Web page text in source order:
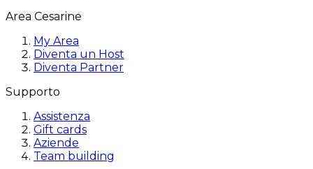
Area Cesarine
My Area
Diventa un Host
Diventa Partner
Supporto
Assistenza
Gift cards
Aziende
Team building